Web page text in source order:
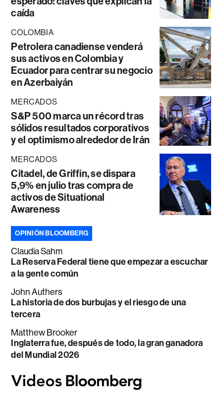
caída
COLOMBIA
Petrolera canadiense venderá
sus activos en Colombia y
Ecuador para centrar su negocio
en Azerbaiyán
MERCADOS
S&P 500 marca un récord tras
sólidos resultados corporativos
y el optimismo alrededor de Irán
MERCADOS
Citadel, de Griffin, se dispara
5,9% en julio tras compra de
activos de Situational
Awareness
OPINIÓN BLOOMBERG
Claudia Sahm
La Reserva Federal tiene que empezar a escuchar
a la gente común
John Authers
La historia de dos burbujas y el riesgo de una
tercera
Matthew Brooker
Inglaterra fue, después de todo, la gran ganadora
del Mundial 2026